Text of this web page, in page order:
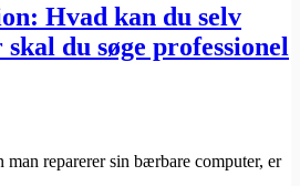
Hvad kan du selv
du søge professionel
reparerer sin bærbare computer, er